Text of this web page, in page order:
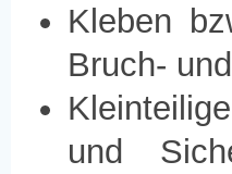
Kleben
Bruch-
und